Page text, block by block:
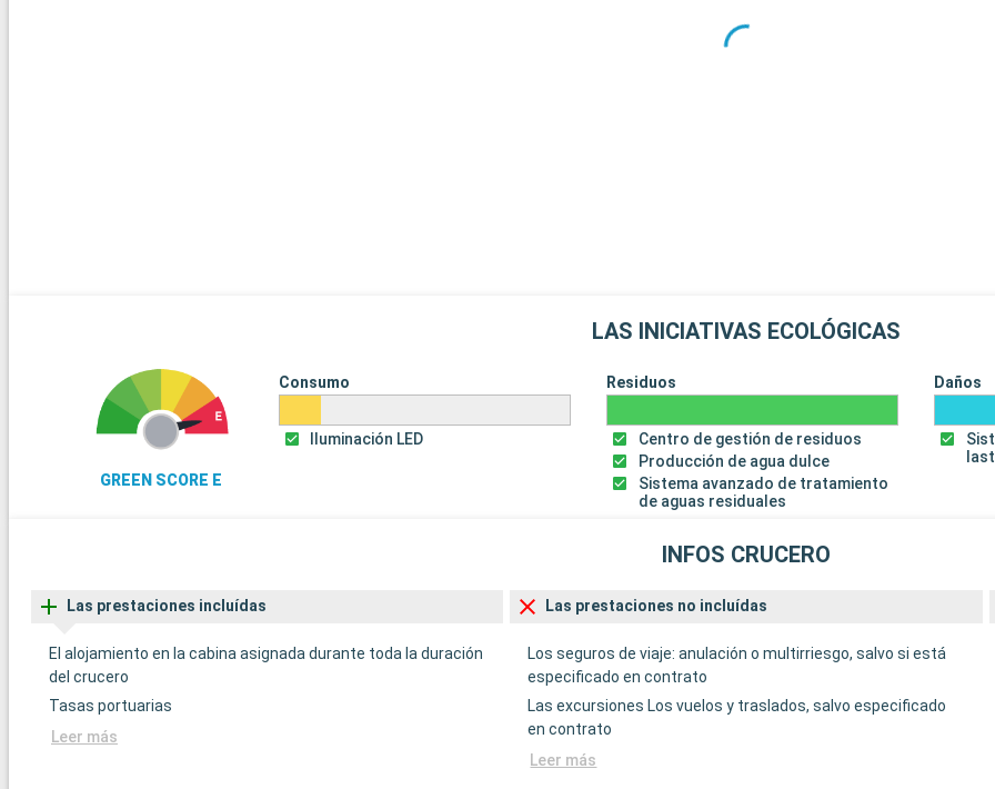
LAS INICIATIVAS ECOLÓGICAS
GREEN SCORE E
Consumo
Iluminación LED
Residuos
Centro de gestión de residuos
Producción de agua dulce
Sistema avanzado de tratamiento
de aguas residuales
Daños
INFOS CRUCERO
Las prestaciones incluídas
El alojamiento en la cabina asignada durante toda la duración
del crucero
Tasas portuarias
Leer más
Las prestaciones no incluídas
Los seguros de viaje: anulación o multirriesgo, salvo si está
especificado en contrato
Las excursiones Los vuelos y traslados, salvo especificado
en contrato
Leer más